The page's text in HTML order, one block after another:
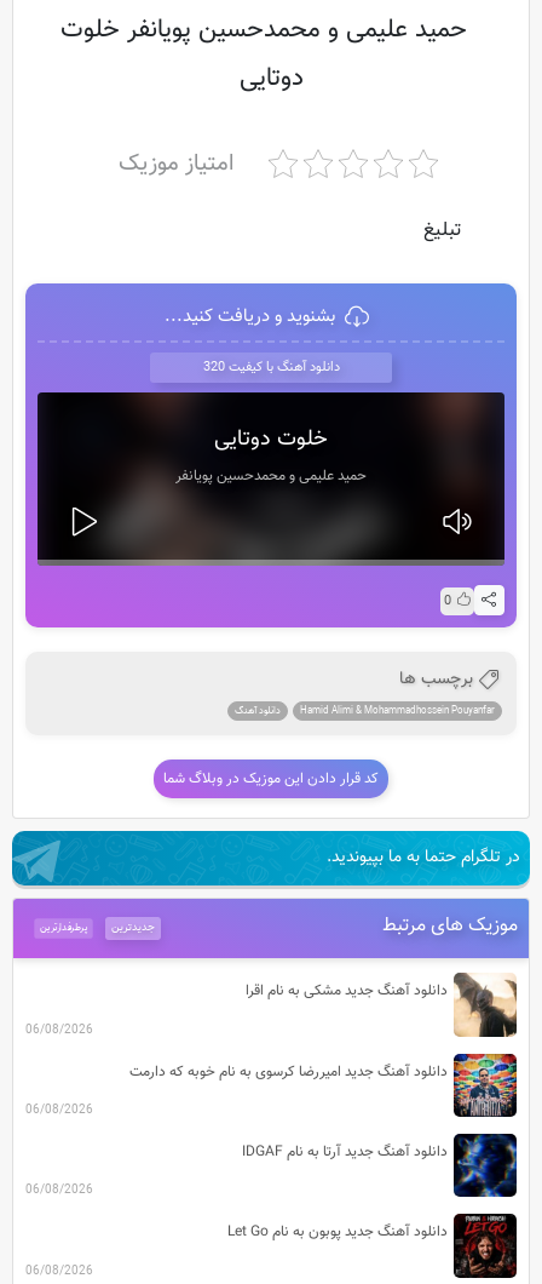
حمید علیمی و محمدحسین پویانفر خلوت
دوتایی
امتیاز موزیک
تبلیغ
بشنوید و دریافت کنید...
دانلود آهنگ با کیفیت 320
خلوت دوتایی
حمید علیمی و محمدحسین پویانفر
0
برچسب ها
Hamid Alimi & Mohammadhossein Pouyanfar دانلود آهنگ
کد قرار دادن این موزیک در وبلاگ شما
در تلگرام حتما به ما بپیوندید.
موزیک های مرتبط پرطرفدارترین جدیدترین
دانلود آهنگ جدید مشکی به نام اقرا
06/08/2026
دانلود آهنگ جدید امیررضا کرسوی به نام خوبه که دارمت
06/08/2026
دانلود آهنگ جدید آرتا به نام IDGAF
06/08/2026
دانلود آهنگ جدید پوبون به نام Let Go
06/08/2026